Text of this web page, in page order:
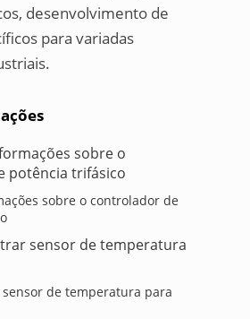
desenvolvimento de
para variadas
sobre o controlador de
de temperatura para